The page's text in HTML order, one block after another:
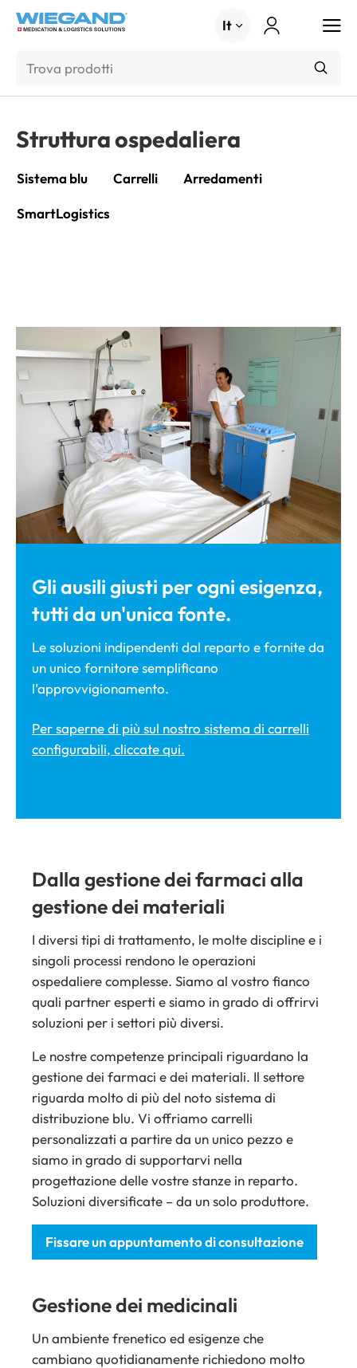
It
Struttura ospedaliera
Sistema blu Carrelli Arredamenti
SmartLogistics
Gli ausili giusti per ogni esigenza,
tutti da un'unica fonte.
Le soluzioni indipendenti dal reparto e fornite da
un unico fornitore semplificano
l’approvvigionamento.
Per saperne di più sul nostro sistema di carrelli
configurabili, cliccate qui.
Dalla gestione dei farmaci alla
gestione dei materiali
I diversi tipi di trattamento, le molte discipline e i
singoli processi rendono le operazioni
ospedaliere complesse. Siamo al vostro fianco
quali partner esperti e siamo in grado di offrirvi
soluzioni per i settori più diversi.
Le nostre competenze principali riguardano la
gestione dei farmaci e dei materiali. Il settore
riguarda molto di più del noto sistema di
distribuzione blu. Vi offriamo carrelli
personalizzati a partire da un unico pezzo e
siamo in grado di supportarvi nella
progettazione delle vostre stanze in reparto.
Soluzioni diversificate – da un solo produttore.
Fissare un appuntamento di consultazione
Gestione dei medicinali
Un ambiente frenetico ed esigenze che
cambiano quotidianamente richiedono molto